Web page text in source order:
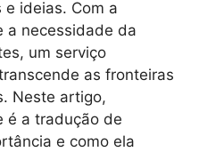
e ideias. Com a
a necessidade da
um serviço
as fronteiras
Neste artigo,
é a tradução de
e como ela